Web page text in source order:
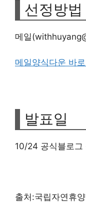
선정방법
메일
메일양식다운 바
발표일
10/24 공식블로그
출처:국립자연휴